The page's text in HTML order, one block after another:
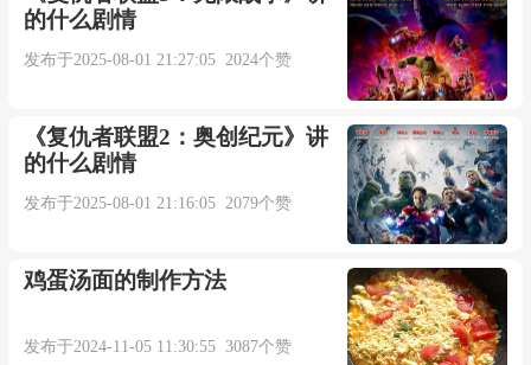
的什么剧情
发布于2025-08-01 21:27:05 2024个赞
《复仇者联盟2：奥创纪元》讲
的什么剧情
发布于2025-08-01 21:16:05 2079个赞
鸡蛋汤面的制作方法
发布于2024-11-05 11:30:55 3087个赞